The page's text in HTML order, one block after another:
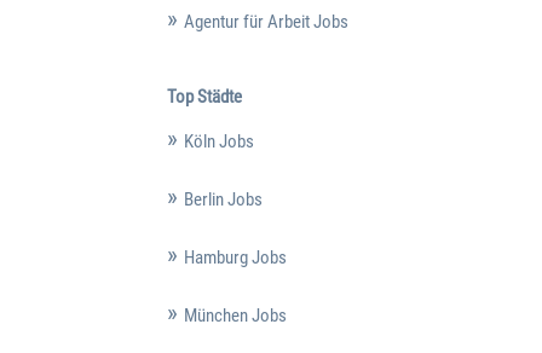
Agentur für Arbeit Jobs
Top Städte
Köln Jobs
Berlin Jobs
Hamburg Jobs
München Jobs